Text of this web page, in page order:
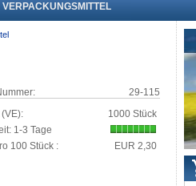
VERPACKUNGSMITTEL
29-115
1000 Stück
1-3 Tage
100 Stück :
EUR 2,30